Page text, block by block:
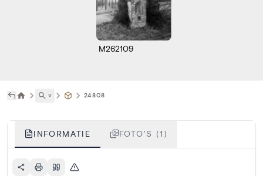
M262109
˅ 24808
INFORMATIE FOTO'S (1)